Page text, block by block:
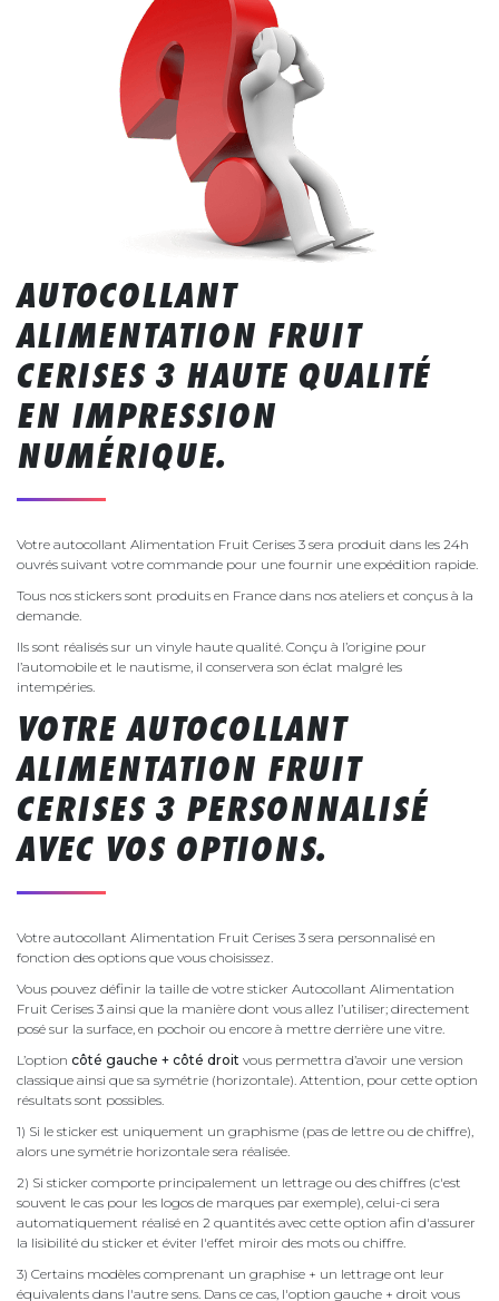
AUTOCOLLANT
ALIMENTATION FRUIT
CERISES 3 HAUTE QUALITÉ
EN IMPRESSION
NUMÉRIQUE.
Votre autocollant Alimentation Fruit Cerises 3 sera produit dans les 24h
ouvrés suivant votre commande pour une fournir une expédition rapide.
Tous nos stickers sont produits en France dans nos ateliers et conçus à la
demande.
Ils sont réalisés sur un vinyle haute qualité. Conçu à l’origine pour
l’automobile et le nautisme, il conservera son éclat malgré les
intempéries.
VOTRE AUTOCOLLANT
ALIMENTATION FRUIT
CERISES 3 PERSONNALISÉ
AVEC VOS OPTIONS.
Votre autocollant Alimentation Fruit Cerises 3 sera personnalisé en
fonction des options que vous choisissez.
Vous pouvez définir la taille de votre sticker Autocollant Alimentation
Fruit Cerises 3 ainsi que la manière dont vous allez l’utiliser; directement
posé sur la surface, en pochoir ou encore à mettre derrière une vitre.
L’option côté gauche + côté droit vous permettra d’avoir une version
classique ainsi que sa symétrie (horizontale). Attention, pour cette option
résultats sont possibles.
1) Si le sticker est uniquement un graphisme (pas de lettre ou de chiffre),
alors une symétrie horizontale sera réalisée.
2) Si sticker comporte principalement un lettrage ou des chiffres (c'est
souvent le cas pour les logos de marques par exemple), celui-ci sera
automatiquement réalisé en 2 quantités avec cette option afin d'assurer
la lisibilité du sticker et éviter l'effet miroir des mots ou chiffre.
3) Certains modèles comprenant un graphise + un lettrage ont leur
équivalents dans l'autre sens. Dans ce cas, l'option gauche + droit vous